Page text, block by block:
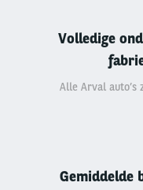
Volledige
Alle Arval
Gemiddelde